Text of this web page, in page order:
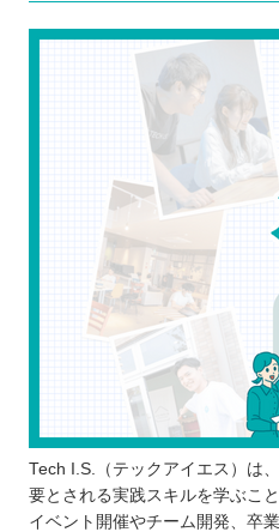
将来のなりたい
最後まで学び続
無料のカウンセ
宮崎で自分に合ったプ
自分の住んでるエリアで
北海道 / 東北
関東
Tech I.S.（テックアイエス）は
要とされる実践スキルを学ぶこ
イベント開催やチーム開発、卒